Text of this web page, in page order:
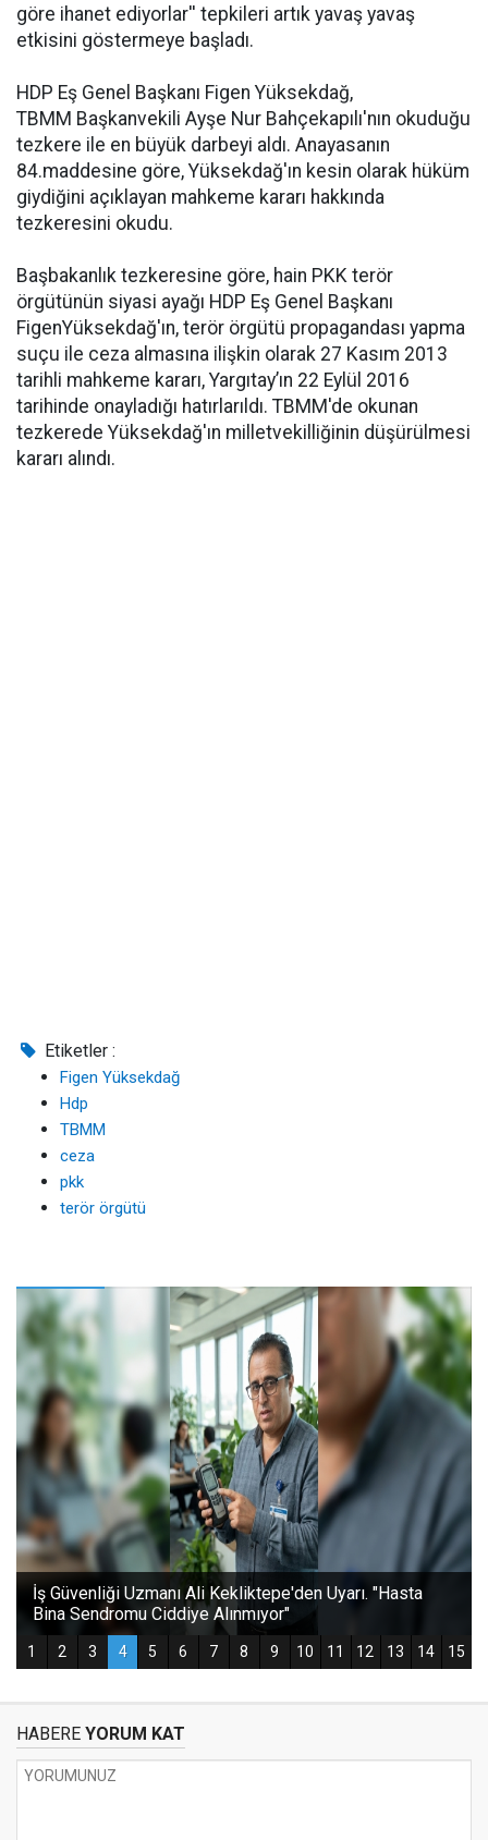
göre ihanet ediyorlar'' tepkileri artık yavaş yavaş
etkisini göstermeye başladı.
HDP Eş Genel Başkanı Figen Yüksekdağ,
TBMM Başkanvekili Ayşe Nur Bahçekapılı'nın okuduğu
tezkere ile en büyük darbeyi aldı. Anayasanın
84.maddesine göre, Yüksekdağ'ın kesin olarak hüküm
giydiğini açıklayan mahkeme kararı hakkında
tezkeresini okudu.
Başbakanlık tezkeresine göre, hain PKK terör
örgütünün siyasi ayağı HDP Eş Genel Başkanı
FigenYüksekdağ'ın, terör örgütü propagandası yapma
suçu ile ceza almasına ilişkin olarak 27 Kasım 2013
tarihli mahkeme kararı, Yargıtay’ın 22 Eylül 2016
tarihinde onayladığı hatırlarıldı. TBMM'de okunan
tezkerede Yüksekdağ'ın milletvekilliğinin düşürülmesi
kararı alındı.
Etiketler :
Figen Yüksekdağ
Hdp
TBMM
ceza
pkk
terör örgütü
HABERE YORUM KAT